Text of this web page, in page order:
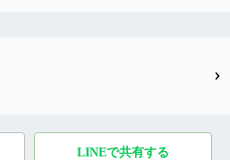
LINEで共有する